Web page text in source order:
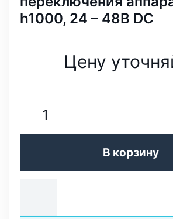
h1000, 24 – 48В DC
Цену
В корзину